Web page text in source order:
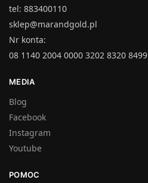
tel: 883400110
sklep@marandgold.pl
Nr konta:
08 1140 2004 0000 3202 8320 8499
MEDIA
Blog
Facebook
Instagram
Youtube
POMOC